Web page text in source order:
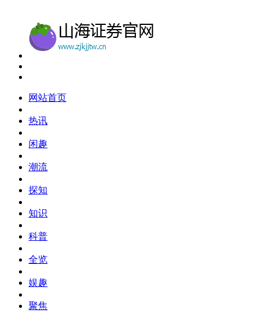
网站首页
热讯
闲趣
潮流
探知
知识
科普
全览
娱趣
聚焦